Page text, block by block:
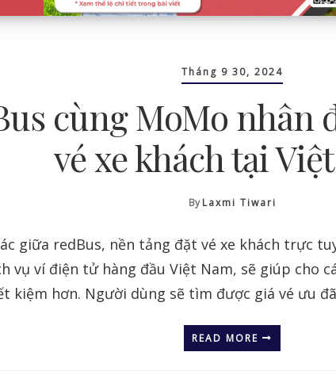
Tháng 9 30, 2024
cùng MoMo nhân
vé xe khách tại
ByLaxmi Tiwari
giữa redBus, nền tảng đặt vé xe khách trực
vụ ví điện tử hàng đầu Việt Nam, sẽ giúp cho
kiệm hơn. Người dùng sẽ tìm được giá vé ưu
READ MORE